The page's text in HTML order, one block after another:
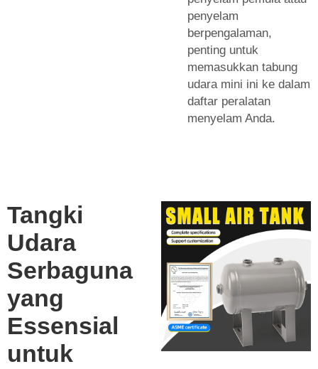
penyelam
berpengalaman,
penting untuk
memasukkan tabung
udara mini ini ke dalam
daftar peralatan
menyelam Anda.
Tangki
Udara
Serbaguna
yang
Essensial
untuk